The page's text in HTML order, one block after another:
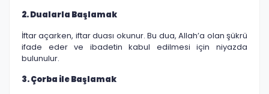
2. Dualarla Başlamak
İftar açarken, iftar duası okunur. Bu dua, Allah’a olan şükrü
ifade eder ve ibadetin kabul edilmesi için niyazda
bulunulur.
3. Çorba ile Başlamak